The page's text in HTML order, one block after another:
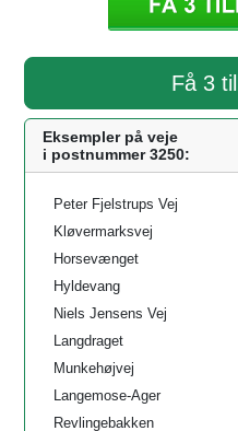
Få 3
Eksempler på veje
i postnummer 3250:
Peter Fjelstrups Vej
Kløvermarksvej
Horsevænget
Hyldevang
Niels Jensens Vej
Langdraget
Munkehøjvej
Langemose-Ager
Revlingebakken